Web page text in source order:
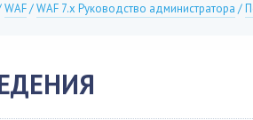
WAF/WAF 7.x Руководство администратора /